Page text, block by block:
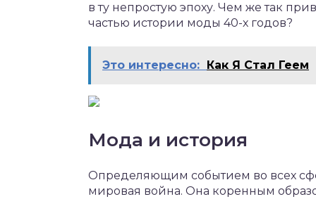
в ту непростую эпоху. Чем же так
частью истории моды 40-х годов?
Это интересно: Как Я Стал Геем
Мода и история
Определяющим событием во всех
мировая война. Она коренным